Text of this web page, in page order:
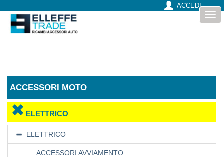
ACCEDI
ACCESSORI MOTO
ELETTRICO
ELETTRICO
ACCESSORI AVVIAMENTO